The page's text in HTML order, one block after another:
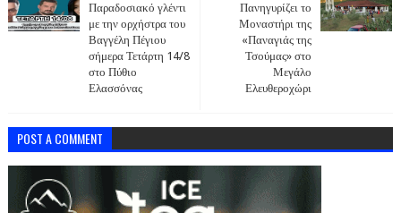
Πανηγυρίζει το
Μοναστήρι της
«Παναγιάς της
Τσούμας» στο
Μεγάλο
Ελευθεροχώρι
Παραδοσιακό γλέντι
με την ορχήστρα του
Βαγγέλη Πέγιου
σήμερα Τετάρτη 14/8
στο Πύθιο
Ελασσόνας
POST A COMMENT